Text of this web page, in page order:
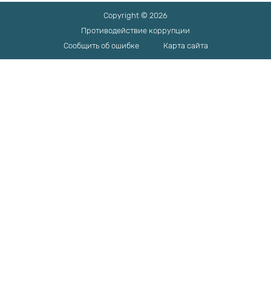
Copyright © 2026
Противодействие коррупции
Сообщить об ошибке
Карта сайта